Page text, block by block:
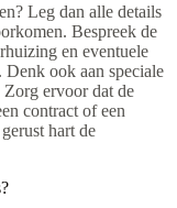
Leg dan alle details
Bespreek de
en eventuele
Denk ook aan speciale
Zorg ervoor dat de
contract of een
hart de